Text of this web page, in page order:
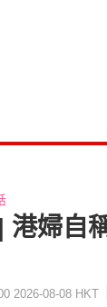
港婦自
2026-08-08 HKT